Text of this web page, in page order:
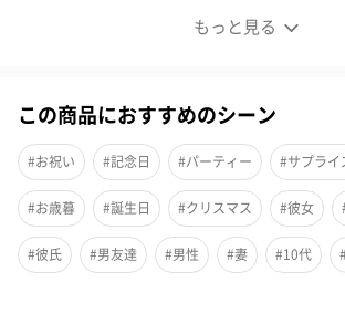
もっと見る
に大注目されているブランドです。
ケーキのおいしさと花束の華やかさのいいとこ
るフルーツブーケを販売しています。
季節に合った新鮮な果物を豊富に使用して、花
ジしてお届けします。
添加物を一切使わずヘルシーで手軽に食べられ
この商品におすすめのシーン
#お祝い #記念日 #パーティー #サプライ
#お歳暮 #誕生日 #クリスマス #彼女
#彼氏 #男友達 #男性 #妻 #10代